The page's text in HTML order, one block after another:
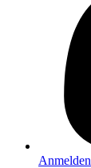
Anmelden